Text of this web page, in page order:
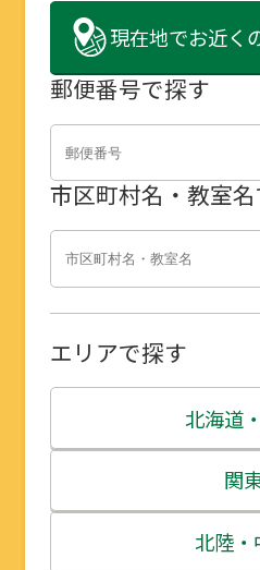
現在地でお近く
郵便番号で探す
市区町村名・教室
エリアで探す
北海道
北海
青森
関
茨城
北陸・